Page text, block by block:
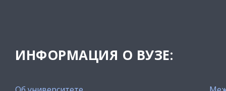
ИНФОРМАЦИЯ О ВУЗЕ: